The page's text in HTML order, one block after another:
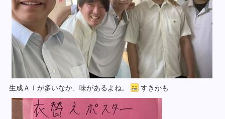
生成ＡＩが多いなか、味があるよね。 すきかも